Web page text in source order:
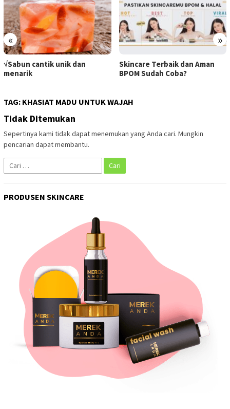
« »
√Sabun cantik unik dan
menarik
Skincare Terbaik dan Aman
BPOM Sudah Coba?
TAG: KHASIAT MADU UNTUK WAJAH
Tidak Ditemukan
Sepertinya kami tidak dapat menemukan yang Anda cari. Mungkin
pencarian dapat membantu.
Cari
untuk:
PRODUSEN SKINCARE